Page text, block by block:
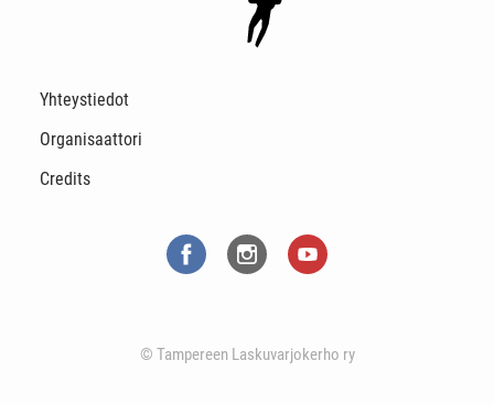
Yhteystiedot
Organisaattori
Credits
© Tampereen Laskuvarjokerho ry